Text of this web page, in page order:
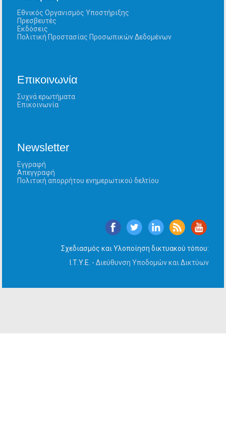
Εθνικός Οργανισμός Υποστήριξης
Πρεσβευτές
Εκδόσεις
Πολιτική Προστασίας Προσωπικών Δεδομένων
Επικοινωνία
Συχνά ερωτήματα
Επικοινωνία
Newsletter
Εγγραφή
Απεγγραφή
Πολιτική απορρήτου ενημερωτικού δελτίου
Σχεδιασμός και Υλοποίηση δικτυακού τόπου:
Ι.Τ.Υ.Ε. - Διεύθυνση Υποδομών και Δικτύων